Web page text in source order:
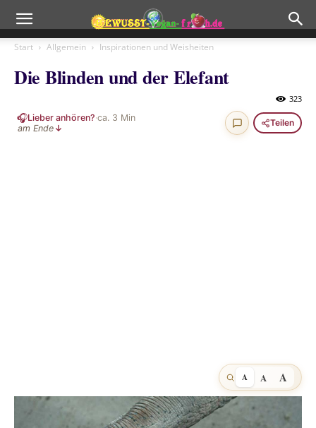
Start Allgemein Inspirationen und Weisheiten
Die Blinden und der Elefant
323
🎧Lieber anhören?·ca. 3 Min
am Ende ↓
Teilen
A A A